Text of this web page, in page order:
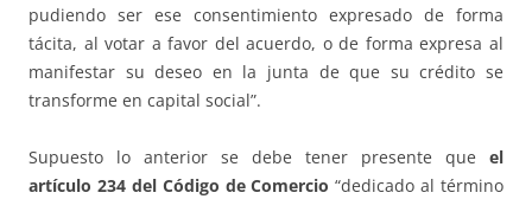
pudiendo ser ese consentimiento expresado de forma
tácita, al votar a favor del acuerdo, o de forma expresa al
manifestar su deseo en la junta de que su crédito se
transforme en capital social”.
Supuesto lo anterior se debe tener presente que el
artículo 234 del Código de Comercio “dedicado al término